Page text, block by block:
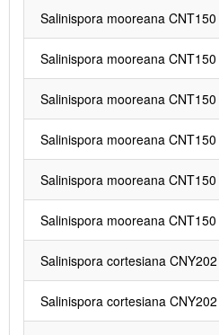
Salinispora mooreana CNT150
Salinispora mooreana CNT150
Salinispora mooreana CNT150
Salinispora mooreana CNT150
Salinispora mooreana CNT150
Salinispora mooreana CNT150
Salinispora cortesiana CNY202
Salinispora cortesiana CNY202